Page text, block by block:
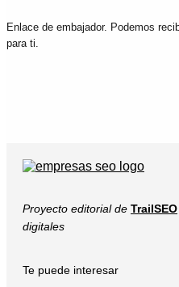
Enlace de embajador. Podemos
para ti.
Proyecto editorial de TrailSEO
digitales
Te puede interesar